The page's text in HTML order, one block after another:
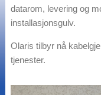
datarom, levering og
installasjonsgulv.
Olaris tilbyr nå
tjenester.